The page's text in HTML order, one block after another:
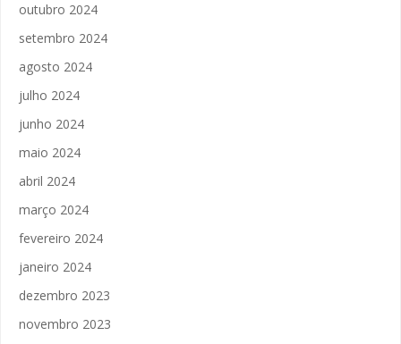
outubro 2024
setembro 2024
agosto 2024
julho 2024
junho 2024
maio 2024
abril 2024
março 2024
fevereiro 2024
janeiro 2024
dezembro 2023
novembro 2023